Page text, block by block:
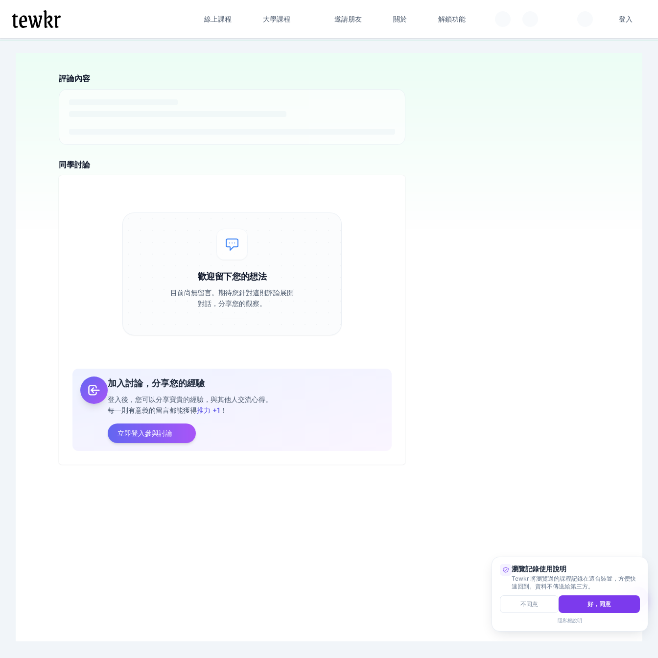
線上課程 大學課程 邀請朋友 關於 解鎖功能 登入
評論內容
同學討論
歡迎留下您的想法
目前尚無留言。期待您針對這則評論展開
對話，分享您的觀察。
加入討論，分享您的經驗
登入後，您可以分享寶貴的經驗，與其他人交流心得。
每一則有意義的留言都能獲得推力 +1 ！
立即登入參與討論
瀏覽記錄使用說明
Tewkr 將瀏覽過的課程記錄在這台裝置，方便快
速回到。資料不傳送給第三方。
不同意 好，同意
隱私權說明